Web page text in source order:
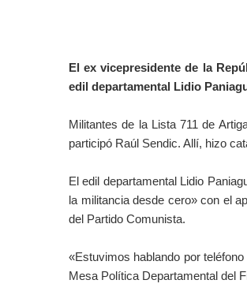
El ex vicepresidente de la
edil departamental Lidio
Militantes de la Lista 711 de
participó Raúl Sendic. Allí, hizo
El edil departamental Lidio
la militancia desde cero» con el
del Partido Comunista.
«Estuvimos hablando por
Mesa Política Departamental del